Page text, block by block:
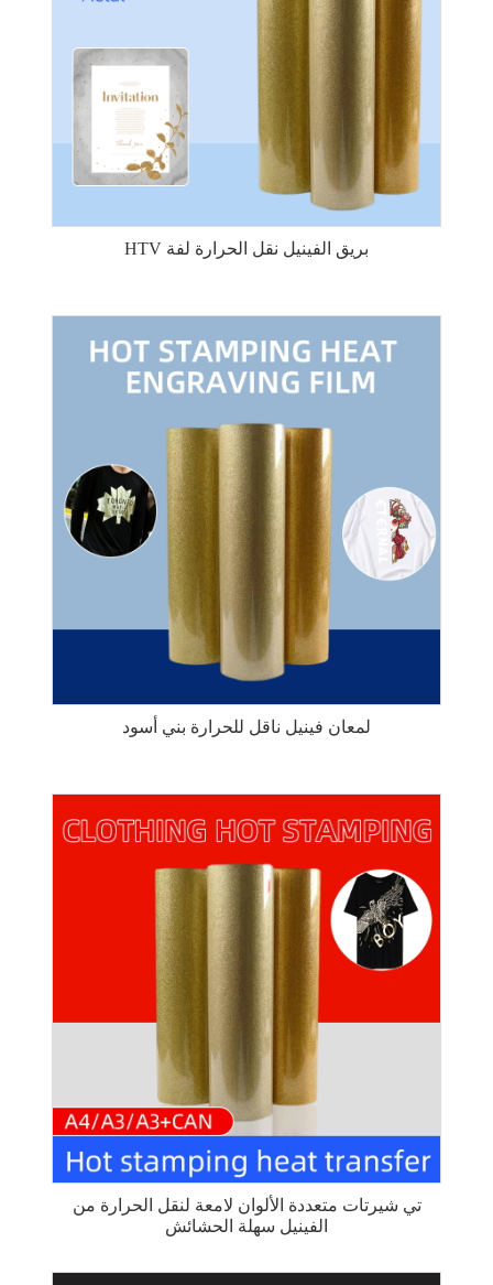
HTV بريق الفينيل نقل الحرارة لفة
لمعان فينيل ناقل للحرارة بني أسود
تي شيرتات متعددة الألوان لامعة لنقل الحرارة من
الفينيل سهلة الحشائش